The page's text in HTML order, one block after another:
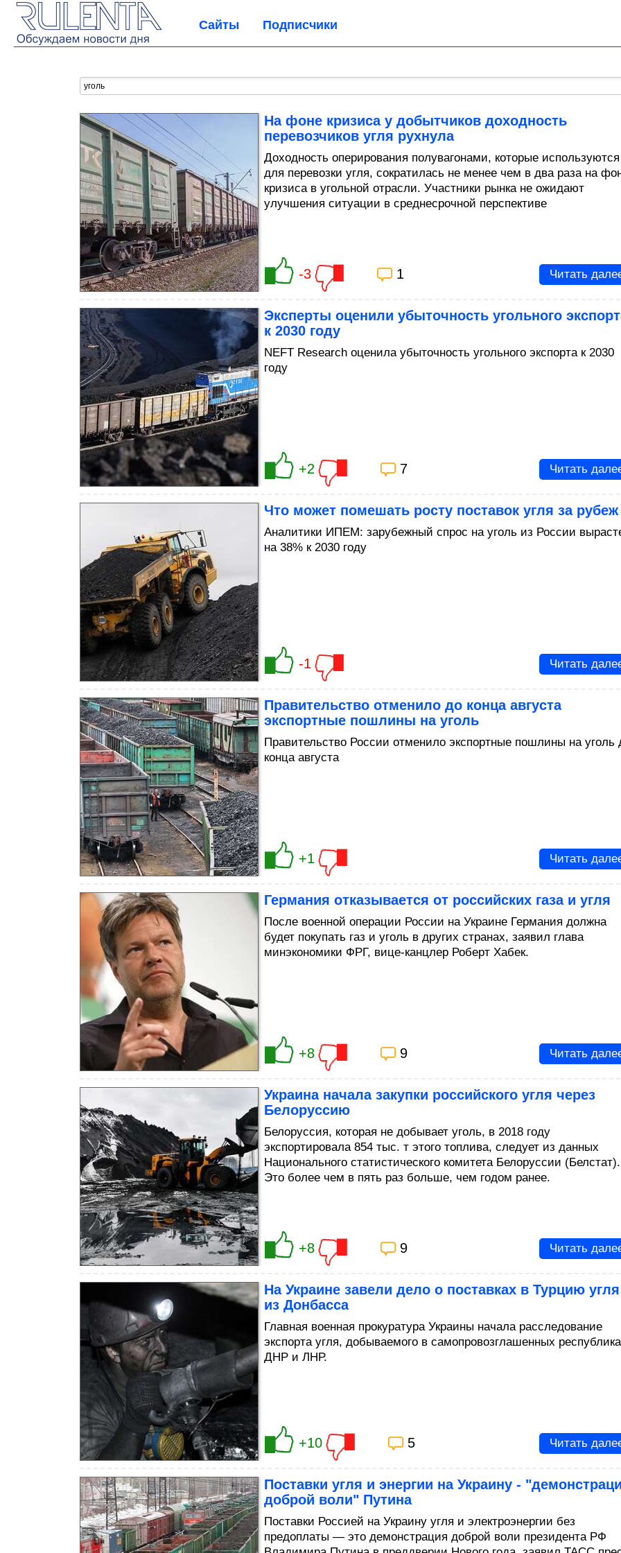
Сайты Подписчики
На фоне кризиса у добытчиков доходность
перевозчиков угля рухнула
Доходность оперирования полувагонами, которые используются
для перевозки угля, сократилась не менее чем в два раза на
кризиса в угольной отрасли. Участники рынка не ожидают
улучшения ситуации в среднесрочной перспективе
-3 1 Читать
Эксперты оценили убыточность угольного
к 2030 году
NEFT Research оценила убыточность угольного экспорта к 2030
году
+2 7 Читать
Что может помешать росту поставок угля за рубеж
Аналитики ИПЕМ: зарубежный спрос на уголь из России
на 38% к 2030 году
-1 Читать
Правительство отменило до конца августа
экспортные пошлины на уголь
Правительство России отменило экспортные пошлины на уголь
конца августа
+1 Читать
Германия отказывается от российских газа и угля
После военной операции России на Украине Германия должна
будет покупать газ и уголь в других странах, заявил глава
минэкономики ФРГ, вице-канцлер Роберт Хабек.
+8 9 Читать
Украина начала закупки российского угля через
Белоруссию
Белоруссия, которая не добывает уголь, в 2018 году
экспортировала 854 тыс. т этого топлива, следует из данных
Национального статистического комитета Белоруссии (Белстат).
Это более чем в пять раз больше, чем годом ранее.
+8 9 Читать
На Украине завели дело о поставках в Турцию угля
из Донбасса
Главная военная прокуратура Украины начала расследование
экспорта угля, добываемого в самопровозглашенных
ДНР и ЛНР.
+10 5 Читать
Поставки угля и энергии на Украину -
доброй воли" Путина
Поставки Россией на Украину угля и электроэнергии без
предоплаты — это демонстрация доброй воли президента РФ